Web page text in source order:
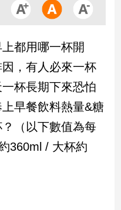
都用哪一杯開
，有人必來一杯
杯長期下來恐怕
早餐飲料熱量&糖
（以下數值為每
360ml / 大杯約